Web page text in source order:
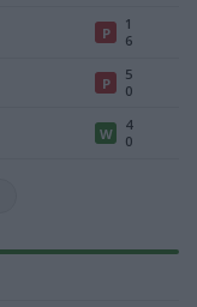
P
1
6
P
5
0
W
4
0